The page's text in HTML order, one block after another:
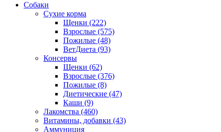
Собаки
Сухие корма
Щенки (222)
Взрослые (575)
Пожилые (48)
ВетДиета (93)
Консервы
Щенки (62)
Взрослые (376)
Пожилые (8)
Диетические (47)
Каши (9)
Лакомства (460)
Витамины, добавки (43)
Аммуниция